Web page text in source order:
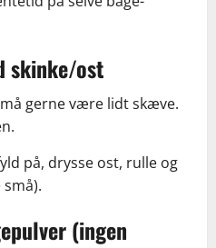
skinke/ost
gerne være lidt skæve.
på, drysse ost, rulle og
(ingen